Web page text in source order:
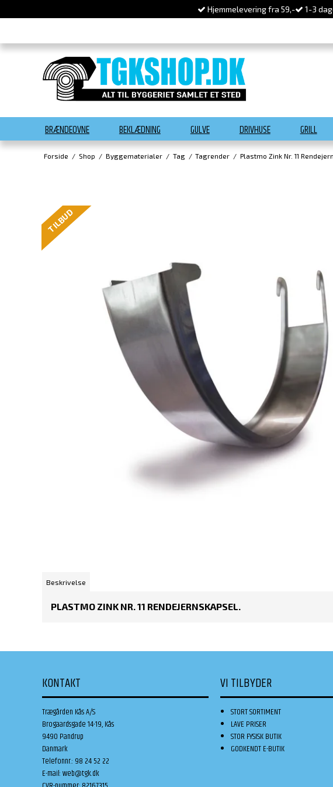
Hjemmelevering fra 59,- 1-3
BRÆNDEOVNE BEKLÆDNING GULVE DRIVHUSE GRILL
Forside / Shop / Byggematerialer / Tag / Tagrender / Plastmo Zink Nr. 11
TILBUD
Beskrivelse
PLASTMO ZINK NR. 11 RENDEJERNSKAPSEL.
KONTAKT
Trægården Kås A/S
Brogaardsgade 14-19, Kås
9490 Pandrup
Danmark
Telefonnr.: 98 24 52 22
E-mail:web@tgk.dk
VI TILBYDER
STORT SORTIMENT
LAVE PRISER
STOR FYSISK BUTIK
GODKENDT E-BUTIK